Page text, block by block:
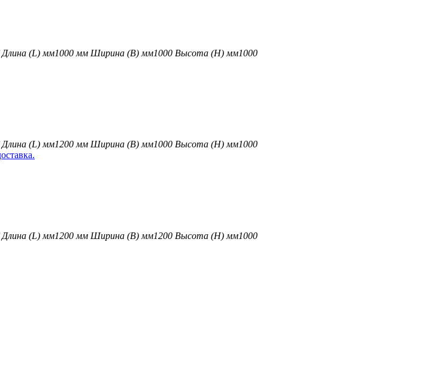
Длина (L) мм1000 мм Ширина (B) мм1000 Высота (H) мм1000
Длина (L) мм1200 мм Ширина (B) мм1000 Высота (H) мм1000
Длина (L) мм1200 мм Ширина (B) мм1200 Высота (H) мм1000